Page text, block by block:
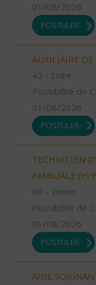
01/08/2026
POSTULER
AUXILIAIRE
42 - Loire
Possibilité de
01/08/2026
POSTULER
TECHNICIEN
FAMILIALE (H/
89 - Yonne
Possibilité de
01/08/2026
POSTULER
AIDE